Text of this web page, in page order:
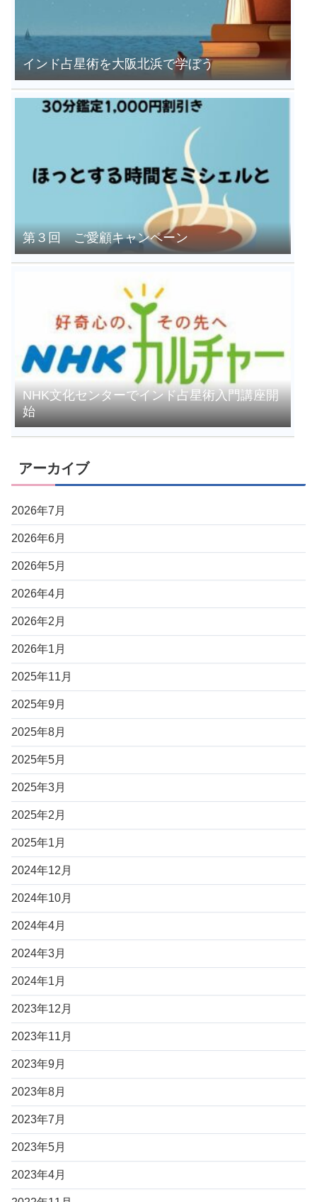
インド占星術を大阪北浜で学ぼう
第３回 ご愛顧キャンペーン
NHK文化センターでインド占星術入門講座開
始
アーカイブ
2026年7月
2026年6月
2026年5月
2026年4月
2026年2月
2026年1月
2025年11月
2025年9月
2025年8月
2025年5月
2025年3月
2025年2月
2025年1月
2024年12月
2024年10月
2024年4月
2024年3月
2024年1月
2023年12月
2023年11月
2023年9月
2023年8月
2023年7月
2023年5月
2023年4月